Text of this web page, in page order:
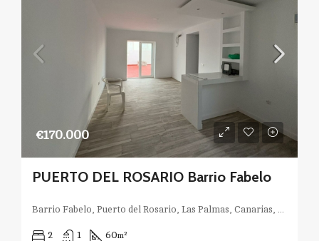
€170.000
PUERTO DEL ROSARIO Barrio Fabelo
Barrio Fabelo, Puerto del Rosario, Las Palmas, Canarias, España
2 1 60m²